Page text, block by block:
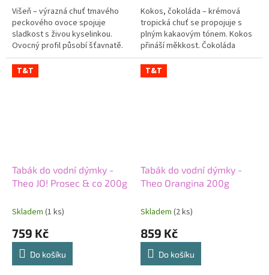
Višeň – výrazná chuť tmavého
peckového ovoce spojuje
sladkost s živou kyselinkou.
Ovocný profil působí šťavnatě.
Lehce svíravý okraj dodává višni
hloubku. Střední síla
podporuje...
Kokos, čokoláda – krémová
tropická chuť se propojuje s
plným kakaovým tónem. Kokos
přináší měkkost. Čokoláda
dodává směsi hlubší dezertní
charakter. Střední síla udržuje
obě...
T&T
Tabák do vodní dýmky -
Theo JO! Prosec & co 200g
Skladem (1 ks)
759 Kč
Do košíku
T&T
Tabák do vodní dýmky -
Theo Orangina 200g
Skladem (2 ks)
859 Kč
Do košíku